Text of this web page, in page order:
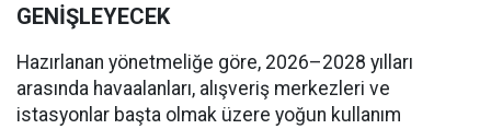
GENİŞLEYECEK
Hazırlanan yönetmeliğe göre, 2026–2028 yılları
arasında havaalanları, alışveriş merkezleri ve
istasyonlar başta olmak üzere yoğun kullanım